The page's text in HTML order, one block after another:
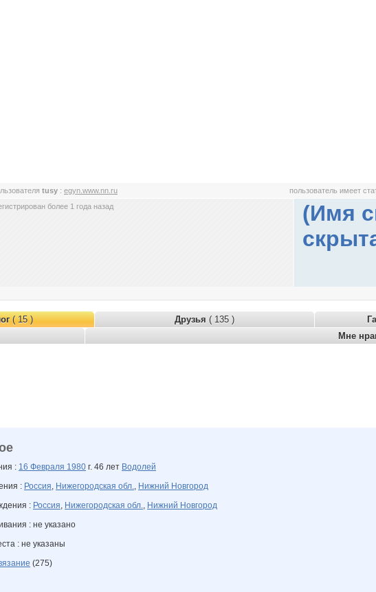
tusy : egyn.www.nn.ru пользователь имеет
более 1 года назад
(Имя
( 15 ) Друзья ( 135 )
Мне
: 16 Февраля 1980 г. 46 лет Водолей
: Россия, Нижегородская обл., Нижний Новгород
: Россия, Нижегородская обл., Нижний Новгород
: не указано
: не указаны
(275)